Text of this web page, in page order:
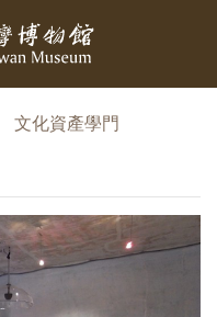
文化資產學門